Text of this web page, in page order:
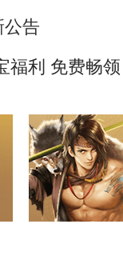
公告
福利 免费畅领